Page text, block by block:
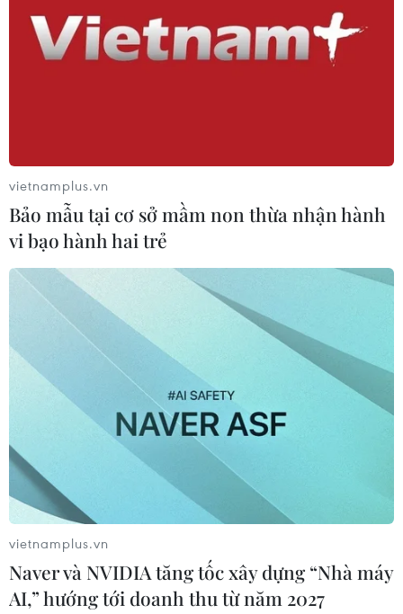
vietnamplus.vn
Bảo mẫu tại cơ sở mầm non thừa nhận hành
vi bạo hành hai trẻ
vietnamplus.vn
Naver và NVIDIA tăng tốc xây dựng “Nhà máy
AI,” hướng tới doanh thu từ năm 2027